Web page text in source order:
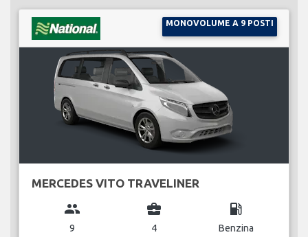
MONOVOLUME A 9 POSTI
MERCEDES VITO TRAVELINER
group
9
business_center
4
local_gas_station
Benzina